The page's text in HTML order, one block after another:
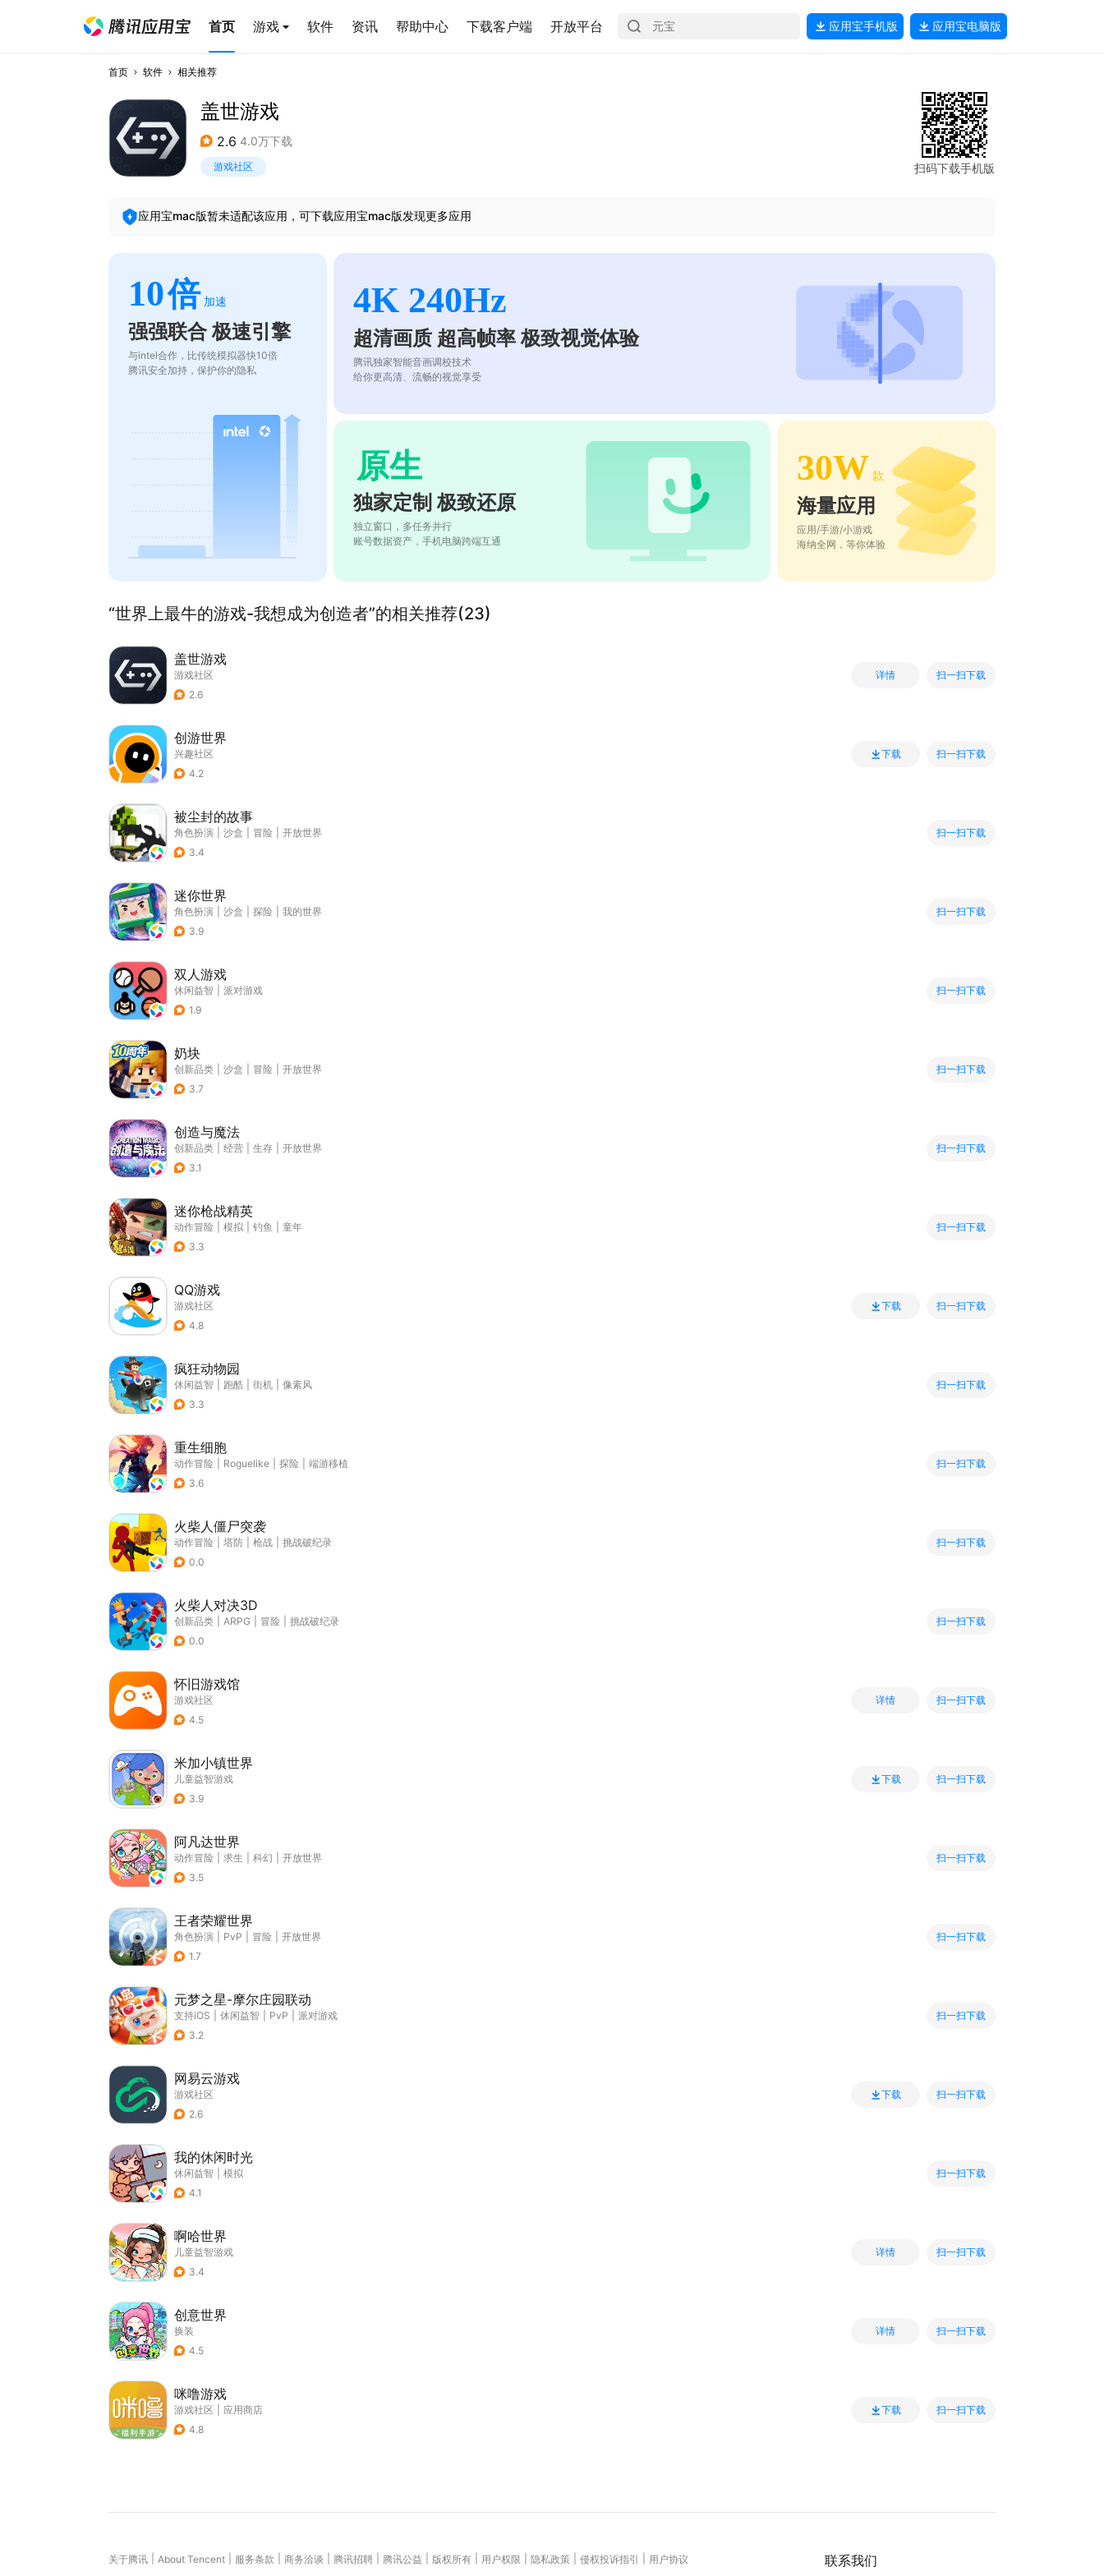
首页 游戏 软件 资讯 帮助中心 下载客户端 开放平台 应用宝手机版 应用宝电脑版
首页 软件 相关推荐
盖世游戏
2.6 4.0万下载
游戏社区 扫码下载手机版
应用宝mac版暂未适配该应用，可下载应用宝mac版发现更多应用
10倍 加速
强强联合 极速引擎
与intel合作，比传统模拟器快10倍
腾讯安全加持，保护你的隐私
4K 240Hz
超清画质 超高帧率 极致视觉体验
腾讯独家智能音画调校技术
给你更高清、流畅的视觉享受
原生
独家定制 极致还原
独立窗口，多任务并行
账号数据资产，手机电脑跨端互通
30W 款
海量应用
应用/手游/小游戏
海纳全网，等你体验
“世界上最牛的游戏-我想成为创造者”的相关推荐(23)
盖世游戏
游戏社区
2.6
详情 扫一扫下载
创游世界
兴趣社区
4.2
下载 扫一扫下载
被尘封的故事
角色扮演 沙盒 冒险
开放世界
3.4
扫一扫下载
迷你世界
角色扮演 沙盒 探险
我的世界
3.9
扫一扫下载
双人游戏
休闲益智
派对游戏
1.9
扫一扫下载
奶块
创新品类 沙盒 冒险
开放世界
3.7
扫一扫下载
创造与魔法
创新品类 经营 生存
开放世界
3.1
扫一扫下载
迷你枪战精英
动作冒险 模拟 钓鱼
童年
3.3
扫一扫下载
QQ游戏
游戏社区
4.8
下载 扫一扫下载
疯狂动物园
休闲益智 跑酷 街机
像素风
3.3
扫一扫下载
重生细胞
动作冒险 Roguelike 探险
端游移植
3.6
扫一扫下载
火柴人僵尸突袭
动作冒险 塔防 枪战
挑战破纪录
0.0
扫一扫下载
火柴人对决3D
创新品类 ARPG 冒险
挑战破纪录
0.0
扫一扫下载
怀旧游戏馆
游戏社区
4.5
详情 扫一扫下载
米加小镇世界
儿童益智游戏
3.9
下载 扫一扫下载
阿凡达世界
动作冒险 求生 科幻
开放世界
3.5
扫一扫下载
王者荣耀世界
角色扮演 PvP 冒险
开放世界
1.7
扫一扫下载
元梦之星-摩尔庄园联动
支持iOS 休闲益智 PvP
派对游戏
3.2
扫一扫下载
网易云游戏
游戏社区
2.6
下载 扫一扫下载
我的休闲时光
休闲益智
模拟
4.1
扫一扫下载
啊哈世界
儿童益智游戏
3.4
详情 扫一扫下载
创意世界
换装
4.5
详情 扫一扫下载
咪噜游戏
游戏社区
应用商店
4.8
下载 扫一扫下载
联系我们
关于腾讯 About Tencent 服务条款 商务洽谈 腾讯招聘 腾讯公益 版权所有 用户权限 隐私政策 侵权投诉指引
用户协议